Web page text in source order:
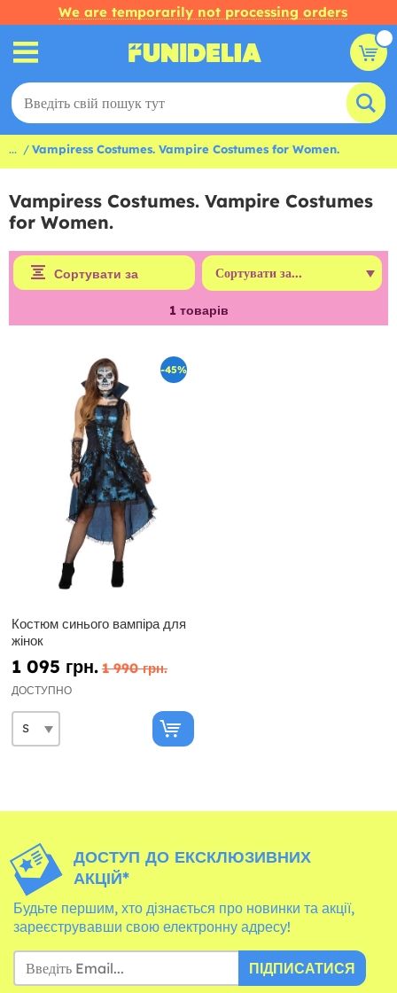
We are temporarily not processing orders
... Vampiress Costumes. Vampire Costumes for Women.
Vampiress Costumes. Vampire Costumes
for Women.
Сортувати за
1 товарів
-45%
Костюм синього вампіра для
жінок
1 095 грн. 1 990 грн.
ДОСТУПНО
ДОСТУП ДО ЕКСКЛЮЗИВНИХ
АКЦІЙ*
Будьте першим, хто дізнається про новинки та акції,
зареєструвавши свою електронну адресу!
ПІДПИСАТИСЯ